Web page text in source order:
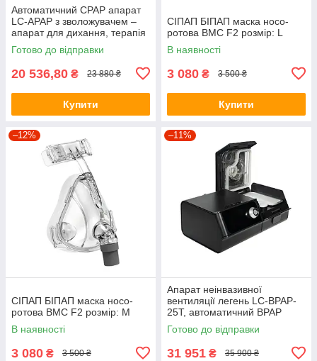
Автоматичний CPAP апарат
LC-APAP з зволожувачем –
апарат для дихання, терапія
апное та хропіння
Готово до відправки
20 536,80 ₴ 23 880 ₴
Купити
СІПАП БІПАП маска носо-
ротова BMC F2 розмір: L
В наявності
3 080 ₴ 3 500 ₴
Купити
–12%
СІПАП БІПАП маска носо-
ротова BMC F2 розмір: M
В наявності
3 080 ₴ 3 500 ₴
–11%
Апарат неінвазивної
вентиляції легень LC-BPAP-
25T, автоматичний BPAP
апарат для дихальної
підтримки з режимом S/T
Готово до відправки
31 951 ₴ 35 900 ₴